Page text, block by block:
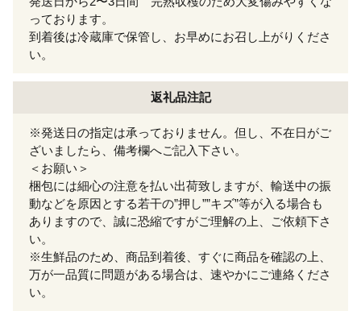
っております。
到着後は冷蔵庫で保管し、お早めにお召し上がりくださ
い。
返礼品注記
※発送日の指定は承っておりません。但し、不在日がご
ざいましたら、備考欄へご記入下さい。
＜お願い＞
梱包には細心の注意を払い出荷致しますが、輸送中の振
動などを原因とする若干の”押し””キズ”等が入る場合も
ありますので、誠に恐縮ですがご理解の上、ご依頼下さ
い。
※生鮮品のため、商品到着後、すぐに商品を確認の上、
万が一品質に問題がある場合は、速やかにご連絡くださ
い。